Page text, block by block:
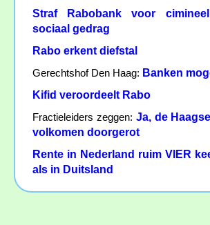
Straf Rabobank voor
sociaal gedrag
Rabo erkent diefstal
Gerechtshof Den Haag: Banken
Kifid veroordeelt Rabo
Fractieleiders zeggen: Ja, de
volkomen doorgerot
Rente in Nederland ruim VIER
als in Duitsland